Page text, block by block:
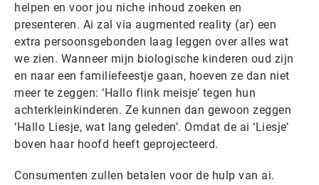
helpen en voor jou niche inhoud zoeken en
presenteren. Ai zal via augmented reality (ar) een
extra persoonsgebonden laag leggen over alles wat
we zien. Wanneer mijn biologische kinderen oud zijn
en naar een familiefeestje gaan, hoeven ze dan niet
meer te zeggen: ‘Hallo flink meisje’ tegen hun
achterkleinkinderen. Ze kunnen dan gewoon zeggen
‘Hallo Liesje, wat lang geleden’. Omdat de ai ‘Liesje’
boven haar hoofd heeft geprojecteerd.
Consumenten zullen betalen voor de hulp van ai.